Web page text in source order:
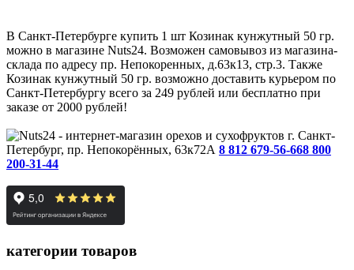
В Санкт-Петербурге купить 1 шт Козинак кунжутный 50 гр.
можно в магазине Nuts24. Возможен самовывоз из магазина-
склада по адресу пр. Непокоренных, д.63к13, стр.3. Также
Козинак кунжутный 50 гр. возможно доставить курьером по
Санкт-Петербургу всего за 249 рублей или бесплатно при
заказе от 2000 рублей!
г. Санкт-
Петербург, пр. Непокорённых, 63к72А 8 812 679-56-668 800
200-31-44
категории товаров